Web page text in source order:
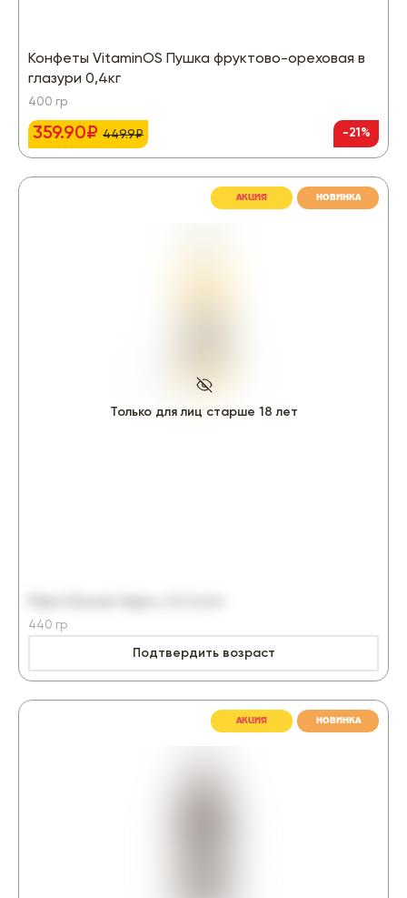
Конфеты VitaminOS Пушка фруктово-ореховая в
глазури 0,4кг
400 гр
359.90₽ 449.9₽ -21%
Только для лиц старше 18 лет
440 гр
АКЦИЯ НОВИНКА
Подтвердить возраст
АКЦИЯ НОВИНКА